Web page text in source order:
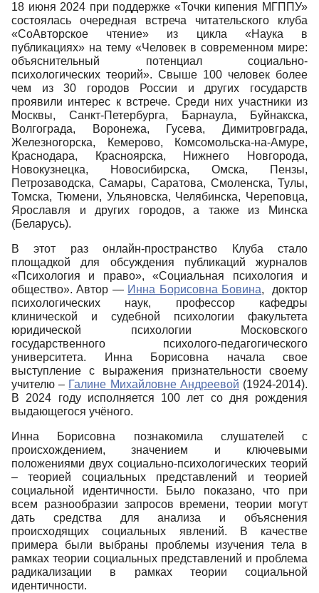
18 июня 2024 при поддержке «Точки кипения МГППУ»
состоялась очередная встреча читательского клуба
«СоАвторское чтение» из цикла «Наука в
публикациях» на тему «Человек в современном мире:
объяснительный потенциал социально-
психологических теорий». Свыше 100 человек более
чем из 30 городов России и других государств
проявили интерес к встрече. Среди них участники из
Москвы, Санкт-Петербурга, Барнаула, Буйнакска,
Волгограда, Воронежа, Гусева, Димитровграда,
Железногорска, Кемерово, Комсомольска-на-Амуре,
Краснодара, Красноярска, Нижнего Новгорода,
Новокузнецка, Новосибирска, Омска, Пензы,
Петрозаводска, Самары, Саратова, Смоленска, Тулы,
Томска, Тюмени, Ульяновска, Челябинска, Череповца,
Ярославля и других городов, а также из Минска
(Беларусь).
В этот раз онлайн-пространство Клуба стало
площадкой для обсуждения публикаций журналов
«Психология и право», «Социальная психология и
общество». Автор — Инна Борисовна Бовина, доктор
психологических наук, профессор кафедры
клинической и судебной психологии факультета
юридической психологии Московского
государственного психолого-педагогического
университета. Инна Борисовна начала свое
выступление с выражения признательности своему
учителю – Галине Михайловне Андреевой (1924-2014).
В 2024 году исполняется 100 лет со дня рождения
выдающегося учёного.
Инна Борисовна познакомила слушателей с
происхождением, значением и ключевыми
положениями двух социально-психологических теорий
– теорией социальных представлений и теорией
социальной идентичности. Было показано, что при
всем разнообразии запросов времени, теории могут
дать средства для анализа и объяснения
происходящих социальных явлений. В качестве
примера были выбраны проблемы изучения тела в
рамках теории социальных представлений и проблема
радикализации в рамках теории социальной
идентичности.